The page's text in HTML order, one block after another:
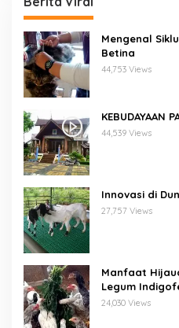
Mengenal
Betina
44,753 Views
KEBUDAYAAN
44,539 Views
Innovasi di
27,757 Views
Manfaat
Legum
Dan Sensi
24,030 Views